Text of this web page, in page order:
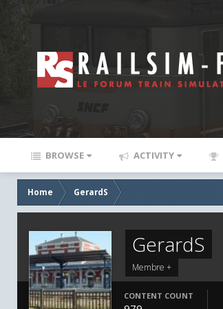
BROWSE ACTIVITY
Home GerardS
GerardS
Membre +
CONTENT COUNT